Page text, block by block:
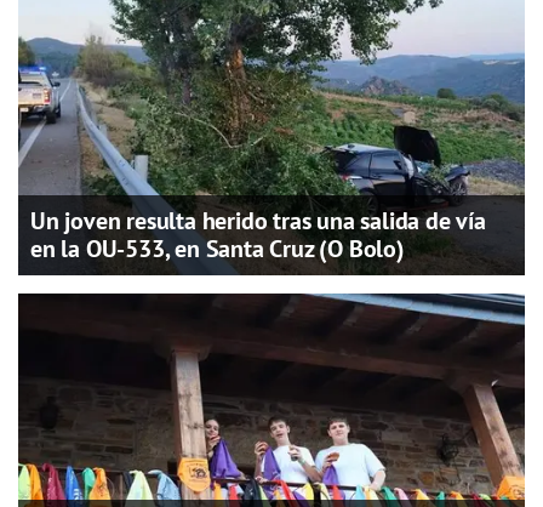
Un joven resulta herido tras una salida de vía
en la OU-533, en Santa Cruz (O Bolo)